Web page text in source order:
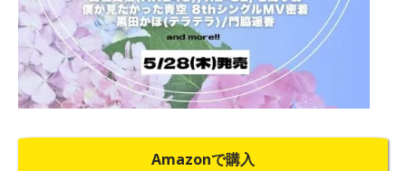
Amazonで購入